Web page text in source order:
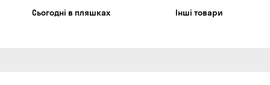
Сьогодні в пляшках Інші товари